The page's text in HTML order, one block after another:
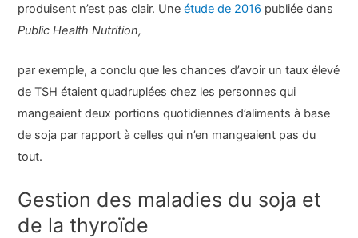
produisent n’est pas clair. Uneétude de 2016 publiée dans
Public Health Nutrition,
par exemple, a conclu que les chances d’avoir un taux élevé
de TSH étaient quadruplées chez les personnes qui
mangeaient deux portions quotidiennes d’aliments à base
de soja par rapport à celles qui n’en mangeaient pas du
tout.
Gestion des maladies du soja et
de la thyroïde